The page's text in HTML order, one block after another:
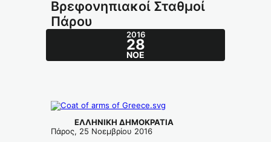
Βρεφονηπιακοί Σταθμοί
Πάρου
2016
28
ΝΟΈ
ΕΛΛΗΝΙΚΗ ΔΗΜΟΚΡΑΤΙΑ
Πάρος, 25 Νοεμβρίου 2016